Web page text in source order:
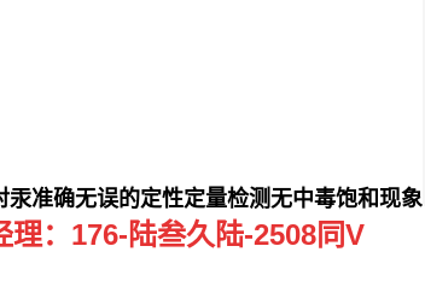
汞准确无误的定性定量检测无中毒饱和现象
：176-陆叁久陆-2508同V